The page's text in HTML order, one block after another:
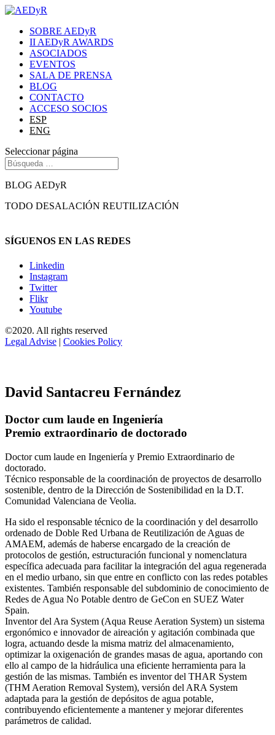
SOBRE AEDyR
II AEDyR AWARDS
ASOCIADOS
EVENTOS
SALA DE PRENSA
BLOG
CONTACTO
ACCESO SOCIOS
ESP
ENG
Seleccionar página
BLOG AEDyR
TODO DESALACIÓN REUTILIZACIÓN
SÍGUENOS EN LAS REDES
Linkedin
Instagram
Twitter
Flikr
Youtube
©2020. All rights reserved
Legal Advise | Cookies Policy
David Santacreu Fernández
Doctor cum laude en Ingeniería
Premio extraordinario de doctorado
Doctor cum laude en Ingeniería y Premio Extraordinario de
doctorado.
Técnico responsable de la coordinación de proyectos de desarrollo
sostenible, dentro de la Dirección de Sostenibilidad en la D.T.
Comunidad Valenciana de Veolia.
Ha sido el responsable técnico de la coordinación y del desarrollo
ordenado de Doble Red Urbana de Reutilización de Aguas de
AMAEM, además de haberse encargado de la creación de
protocolos de gestión, estructuración funcional y nomenclatura
específica adecuada para facilitar la integración del agua regenerada
en el medio urbano, sin que entre en conflicto con las redes potables
existentes. También responsable del subdominio de conocimiento de
Redes de Agua No Potable dentro de GeCon en SUEZ Water
Spain.
Inventor del Ara System (Aqua Reuse Aeration System) un sistema
ergonómico e innovador de aireación y agitación combinada que
logra, actuando desde la misma matriz del almacenamiento,
optimizar la oxigenación de grandes masas de agua, aportando con
ello al campo de la hidráulica una eficiente herramienta para la
gestión de las mismas. También es inventor del THAR System
(THM Aeration Removal System), versión del ARA System
adaptada para la gestión de depósitos de agua potable,
contribuyendo eficientemente a mantener y mejorar diferentes
parámetros de calidad.